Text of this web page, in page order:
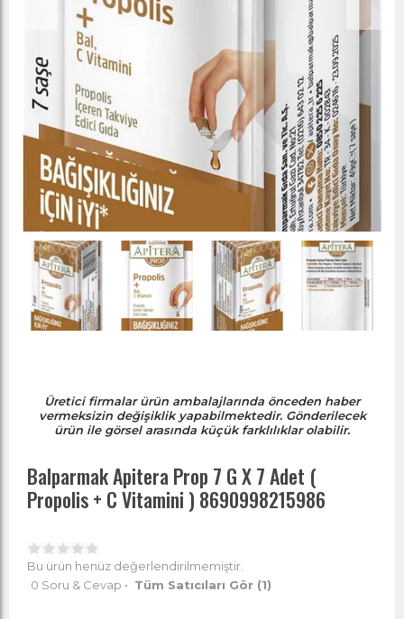
Üretici firmalar ürün ambalajlarında önceden haber
vermeksizin değişiklik yapabilmektedir. Gönderilecek
ürün ile görsel arasında küçük farklılıklar olabilir.
Balparmak Apitera Prop 7 G X 7 Adet (
Propolis + C Vitamini ) 8690998215986
Bu ürün henüz değerlendirilmemiştir.
0 Soru & Cevap • Tüm Satıcıları Gör (1)